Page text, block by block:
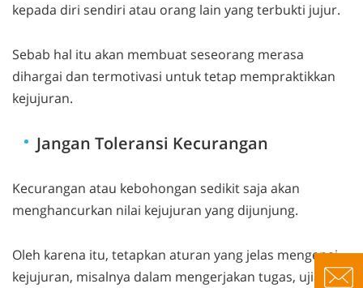
kepada diri sendiri atau orang lain yang terbukti jujur.
Sebab hal itu akan membuat seseorang merasa
dihargai dan termotivasi untuk tetap mempraktikkan
kejujuran.
Jangan Toleransi Kecurangan
Kecurangan atau kebohongan sedikit saja akan
menghancurkan nilai kejujuran yang dijunjung.
Oleh karena itu, tetapkan aturan yang jelas mengenai
kejujuran, misalnya dalam mengerjakan tugas, ujian,